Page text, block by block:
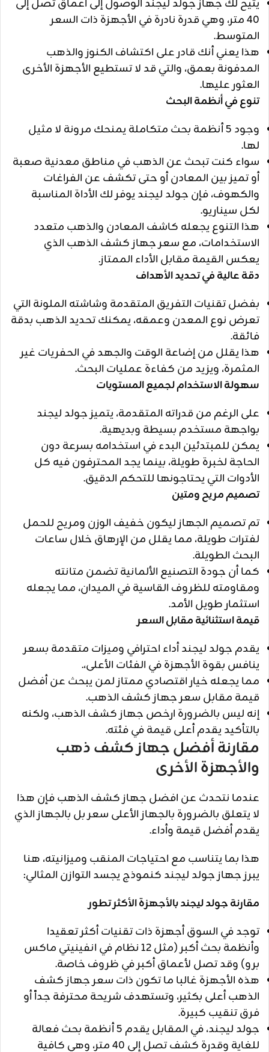
يتيح لك جهاز جولد ليجند الوصول إلى أعماق تصل إلى
40 متر، وهي قدرة نادرة في الأجهزة ذات السعر
المتوسط.
هذا يعني أنك قادر على اكتشاف الكنوز والذهب
المدفونة بعمق، والتي قد لا تستطيع الأجهزة الأخرى
العثور عليها.
تنوع في أنظمة البحث
وجود 5 أنظمة بحث متكاملة يمنحك مرونة لا مثيل
لها.
سواء كنت تبحث عن الذهب في مناطق معدنية صعبة
أو تميز بين المعادن أو حتى تكشف عن الفراغات
والكهوف، فإن جولد ليجند يوفر لك الأداة المناسبة
لكل سيناريو.
هذا التنوع يجعله كاشف المعادن والذهب متعدد
الاستخدامات، مع سعر جهاز كشف الذهب الذي
يعكس القيمة مقابل الأداء الممتاز.
دقة عالية في تحديد الأهداف
بفضل تقنيات التفريق المتقدمة وشاشته الملونة التي
تعرض نوع المعدن وعمقه، يمكنك تحديد الذهب بدقة
فائقة.
هذا يقلل من إضاعة الوقت والجهد في الحفريات غير
المثمرة، ويزيد من كفاءة عمليات البحث.
سهولة الاستخدام لجميع المستويات
على الرغم من قدراته المتقدمة، يتميز جولد ليجند
بواجهة مستخدم بسيطة وبديهية.
يمكن للمبتدئين البدء في استخدامه بسرعة دون
الحاجة لخبرة طويلة، بينما يجد المحترفون فيه كل
الأدوات التي يحتاجونها للتحكم الدقيق.
تصميم مريح ومتين
تم تصميم الجهاز ليكون خفيف الوزن ومريح للحمل
لفترات طويلة، مما يقلل من الإرهاق خلال ساعات
البحث الطويلة.
كما أن جودة التصنيع الألمانية تضمن متانته
ومقاومته للظروف القاسية في الميدان، مما يجعله
استثمار طويل الأمد.
قيمة استثنائية مقابل السعر
يقدم جولد ليجند أداء احترافي وميزات متقدمة بسعر
ينافس بقوة الأجهزة في الفئات الأعلى،.
مما يجعله خيار اقتصادي ممتاز لمن يبحث عن أفضل
قيمة مقابل سعر جهاز كشف الذهب.
إنه ليس بالضرورة ارخص جهاز كشف الذهب، ولكنه
بالتأكيد يقدم أعلى قيمة في فئته.
مقارنة أفضل جهاز كشف ذهب
والأجهزة الأخرى
عندما نتحدث عن افضل جهاز كشف الذهب فإن هذا
لا يتعلق بالضرورة بالجهاز الأعلى سعر بل بالجهاز الذي
يقدم أفضل قيمة وأداء.
هذا بما يتناسب مع احتياجات المنقب وميزانيته، هنا
يبرز جهاز جولد ليجند كنموذج يجسد التوازن المثالي:
مقارنة جولد ليجند بالأجهزة الأكثر تطور
توجد في السوق أجهزة ذات تقنيات أكثر تعقيدا
وأنظمة بحث أكبر (مثل 12 نظام في انفينيتي ماكس
برو) وقد تصل لأعماق أكبر في ظروف خاصة.
هذه الأجهزة غالبا ما تكون ذات سعر جهاز كشف
الذهب أعلى بكثير، وتستهدف شريحة محترفة جداً أو
فرق تنقيب كبيرة.
جولد ليجند، في المقابل يقدم 5 أنظمة بحث فعالة
للغاية وقدرة كشف تصل إلى 40 متر، وهي كافية